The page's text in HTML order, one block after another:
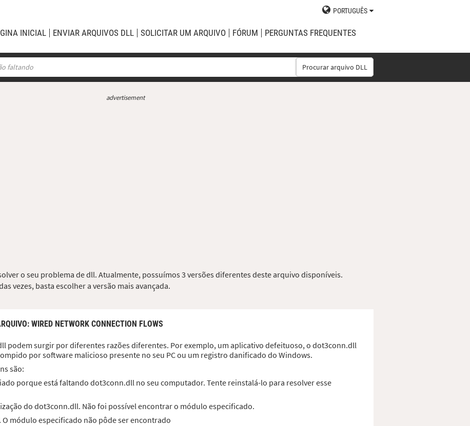
PORTUGUÊS
INICIAL ENVIAR ARQUIVOS DLL SOLICITAR UM ARQUIVO FÓRUM PERGUNTAS FREQUENTES
Procurar arquivo DLL
advertisement
o seu problema de dll. Atualmente, possuímos 3 versões diferentes deste arquivo disponíveis.
vezes, basta escolher a versão mais avançada.
: WIRED NETWORK CONNECTION FLOWS
podem surgir por diferentes razões diferentes. Por exemplo, um aplicativo defeituoso, o dot3conn.dll
por software malicioso presente no seu PC ou um registro danificado do Windows.
são:
porque está faltando dot3conn.dll no seu computador. Tente reinstalá-lo para resolver esse
do dot3conn.dll. Não foi possível encontrar o módulo especificado.
módulo especificado não pôde ser encontrado